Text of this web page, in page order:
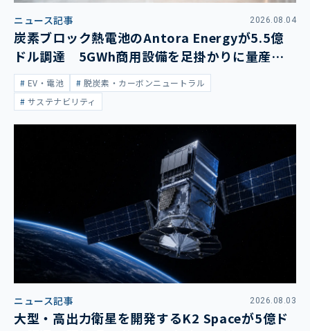
ニュース記事 2026.08.04
炭素ブロック熱電池のAntora Energyが5.5億
ドル調達 5GWh商用設備を足掛かりに量産拡
大EV・電池
脱炭素・カーボンニュートラル
サステナビリティ
ニュース記事 2026.08.03
大型・高出力衛星を開発するK2 Spaceが5億ド